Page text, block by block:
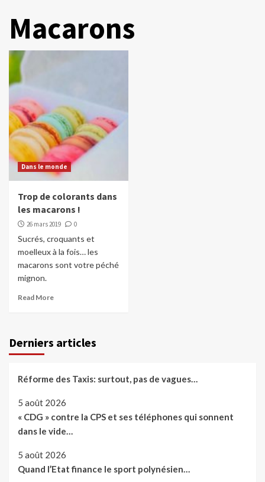
Macarons
Dans le monde
Trop de colorants dans
les macarons !
26 mars 2019 0
Sucrés, croquants et
moelleux à la fois… les
macarons sont votre péché
mignon.
Read More
Derniers articles
Réforme des Taxis: surtout, pas de vagues…
5 août 2026
« CDG » contre la CPS et ses téléphones qui sonnent
dans le vide…
5 août 2026
Quand l’Etat finance le sport polynésien…